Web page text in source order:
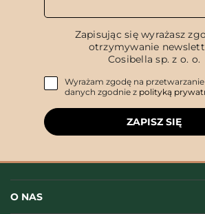
Zapisując się wyrażasz
otrzymywanie
Cosibella sp. z o. o.
Wyrażam zgodę na
danych zgodnie z polityką
ZAPISZ SIĘ
O NAS